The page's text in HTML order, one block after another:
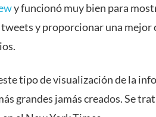
y funcionó muy bien para
y proporcionar una mejor
tipo de visualización de la
grandes jamás creados. Se